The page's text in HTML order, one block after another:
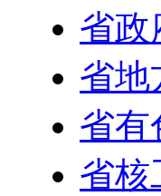
省政
省地
省有
省核